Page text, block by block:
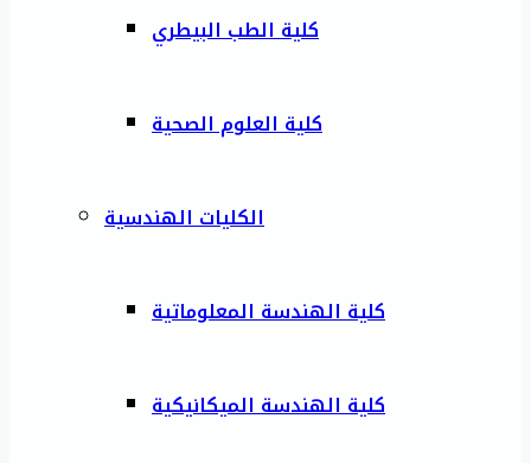
كلية الطب البيطري
كلية العلوم الصحية
الكليات الهندسية
كلية الهندسة المعلوماتية
كلية الهندسة الميكانيكية